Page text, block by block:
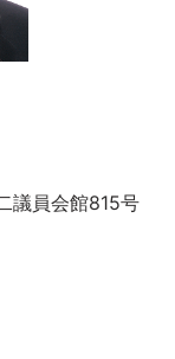
議員会館815号